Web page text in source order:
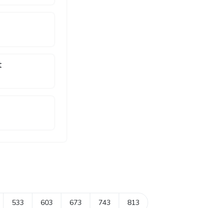
533 603 673 743 813